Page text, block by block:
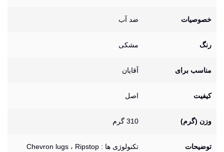
خصوصیات ضد آب
رنگ مشکی
مناسب برای آقایان
کیفیت اصل
وزن (گرم) 310 گرم
توضیحات
تکنولوژی ها : Chevron lugs ، Ripstop